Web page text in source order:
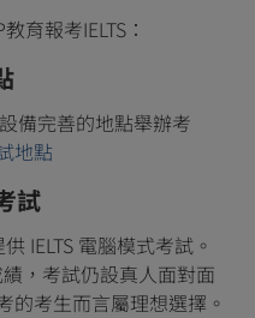
育報考IELTS：
備完善的地點舉辦考
地點
試
IELTS 電腦模式考試。
，考試仍設真人面對面
的考生而言屬理想選擇。